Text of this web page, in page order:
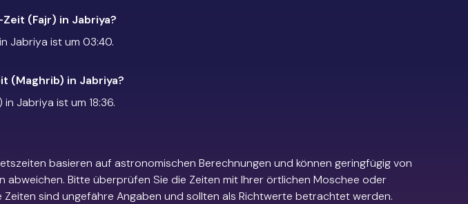
(Fajr) in Jabriya?
Jabriya ist um 03:40.
(Maghrib) in Jabriya?
Jabriya ist um 18:36.
basieren auf astronomischen Berechnungen und können geringfügig von
abweichen. Bitte überprüfen Sie die Zeiten mit Ihrer örtlichen Moschee oder
Zeiten sind ungefähre Angaben und sollten als Richtwerte betrachtet werden.